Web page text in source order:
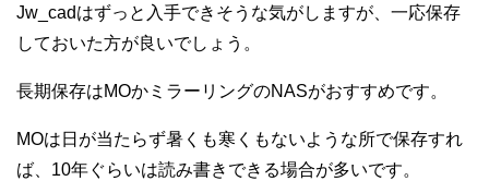
Jw_cadはずっと入手できそうな気がしますが、一応保存
しておいた方が良いでしょう。
長期保存はMOかミラーリングのNASがおすすめです。
MOは日が当たらず暑くも寒くもないような所で保存すれ
ば、10年ぐらいは読み書きできる場合が多いです。